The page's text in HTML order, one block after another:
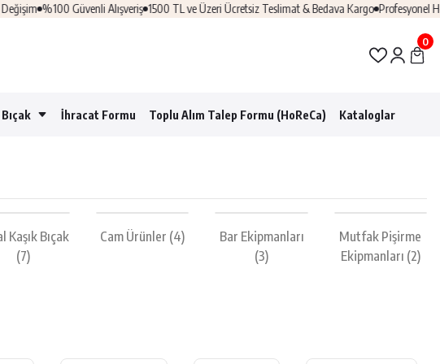
%100 Güvenli Alışveriş 1500 TL ve Üzeri Ücretsiz Teslimat & Bedava Kargo Profesyonel
0
İhracat Formu Toplu Alım Talep Formu (HoReCa) Kataloglar
Kaşık Bıçak
(7)
Cam Ürünler (4)
Bar Ekipmanları
(3)
Mutfak Pişirme
Ekipmanları (2)